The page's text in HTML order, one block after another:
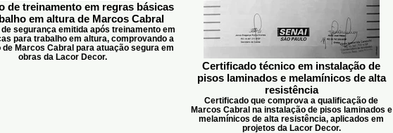
de treinamento em regras básicas
em altura de Marcos Cabral
segurança emitida após treinamento em
para trabalho em altura, comprovando a
Marcos Cabral para atuação segura em
obras da Lacor Decor.
Certificado técnico em instalação de
pisos laminados e melamínicos de alta
resistência
Certificado que comprova a qualificação de
Marcos Cabral na instalação de pisos laminados e
melamínicos de alta resistência, aplicados em
projetos da Lacor Decor.